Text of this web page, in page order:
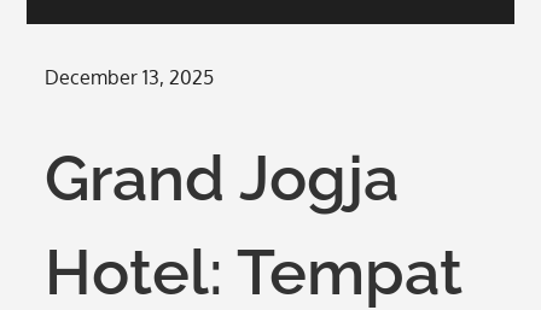
Posted
December 13, 2025
Grand Jogja
Hotel: Tempat